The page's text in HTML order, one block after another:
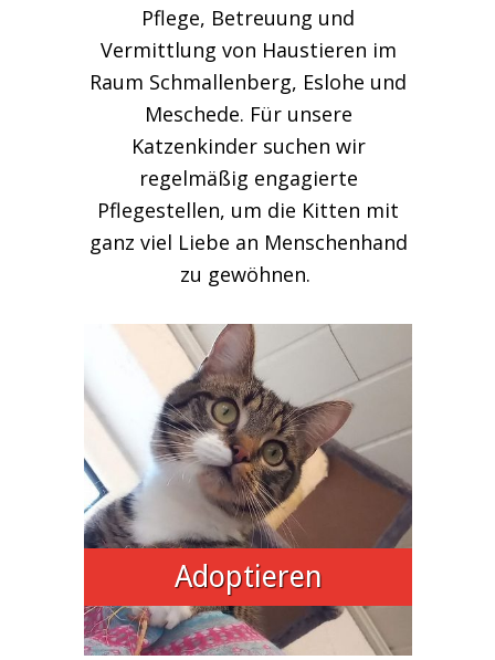
Pflege, Betreuung und
Vermittlung von Haustieren im
Raum Schmallenberg, Eslohe und
Meschede. Für unsere
Katzenkinder suchen wir
regelmäßig engagierte
Pflegestellen, um die Kitten mit
ganz viel Liebe an Menschenhand
zu gewöhnen.
Adoptieren